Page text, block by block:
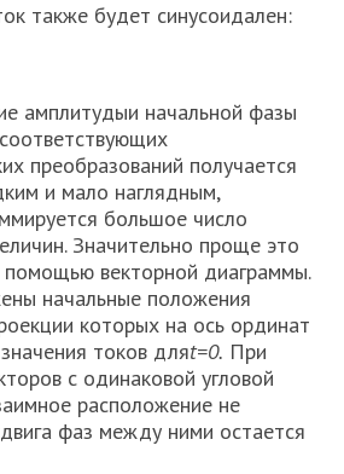
также будет синусоидален:
амплитудыи начальной фазы
преобразований получается
и мало наглядным,
большое число
Значительно проще это
помощью векторной диаграммы.
начальные положения
которых на ось ординат
токов дляt=0. При
с одинаковой угловой
расположение не
фаз между ними остается